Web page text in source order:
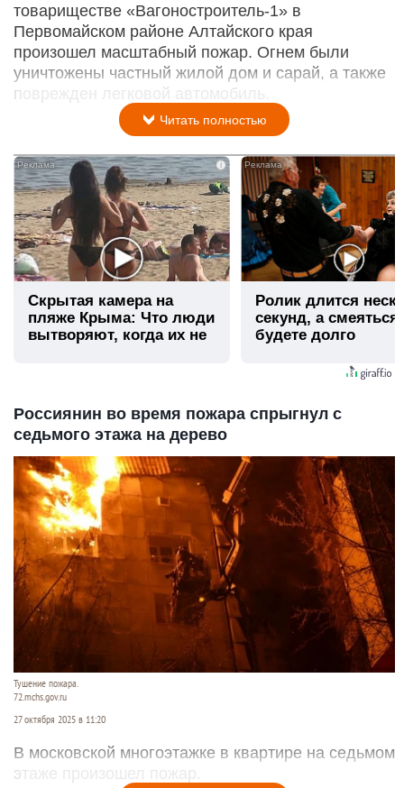
товариществе «Вагоностроитель-1» в
Первомайском районе Алтайского края
произошел масштабный пожар. Огнем были
уничтожены частный жилой дом и сарай, а также
поврежден легковой автомобиль.
Читать полностью
i
Скрытая камера на
пляже Крыма: Что люди
вытворяют, когда их не
Ролик длится
секунд, а
будете долго
Россиянин во время пожара спрыгнул с
седьмого этажа на дерево
Тушение пожара.
72.mchs.gov.ru
27 октября 2025 в 11:20
В московской многоэтажке в квартире на седьмом
этаже произошел пожар.